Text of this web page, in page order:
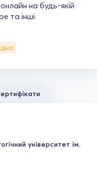
на будь-якій
та інші.
університет ім.